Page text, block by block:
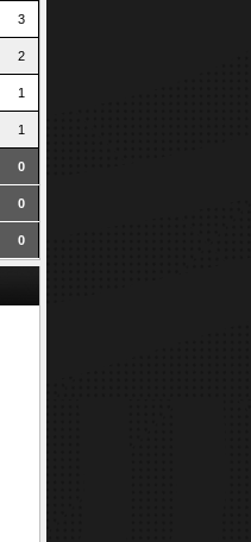
3
2
1
1
0
0
0